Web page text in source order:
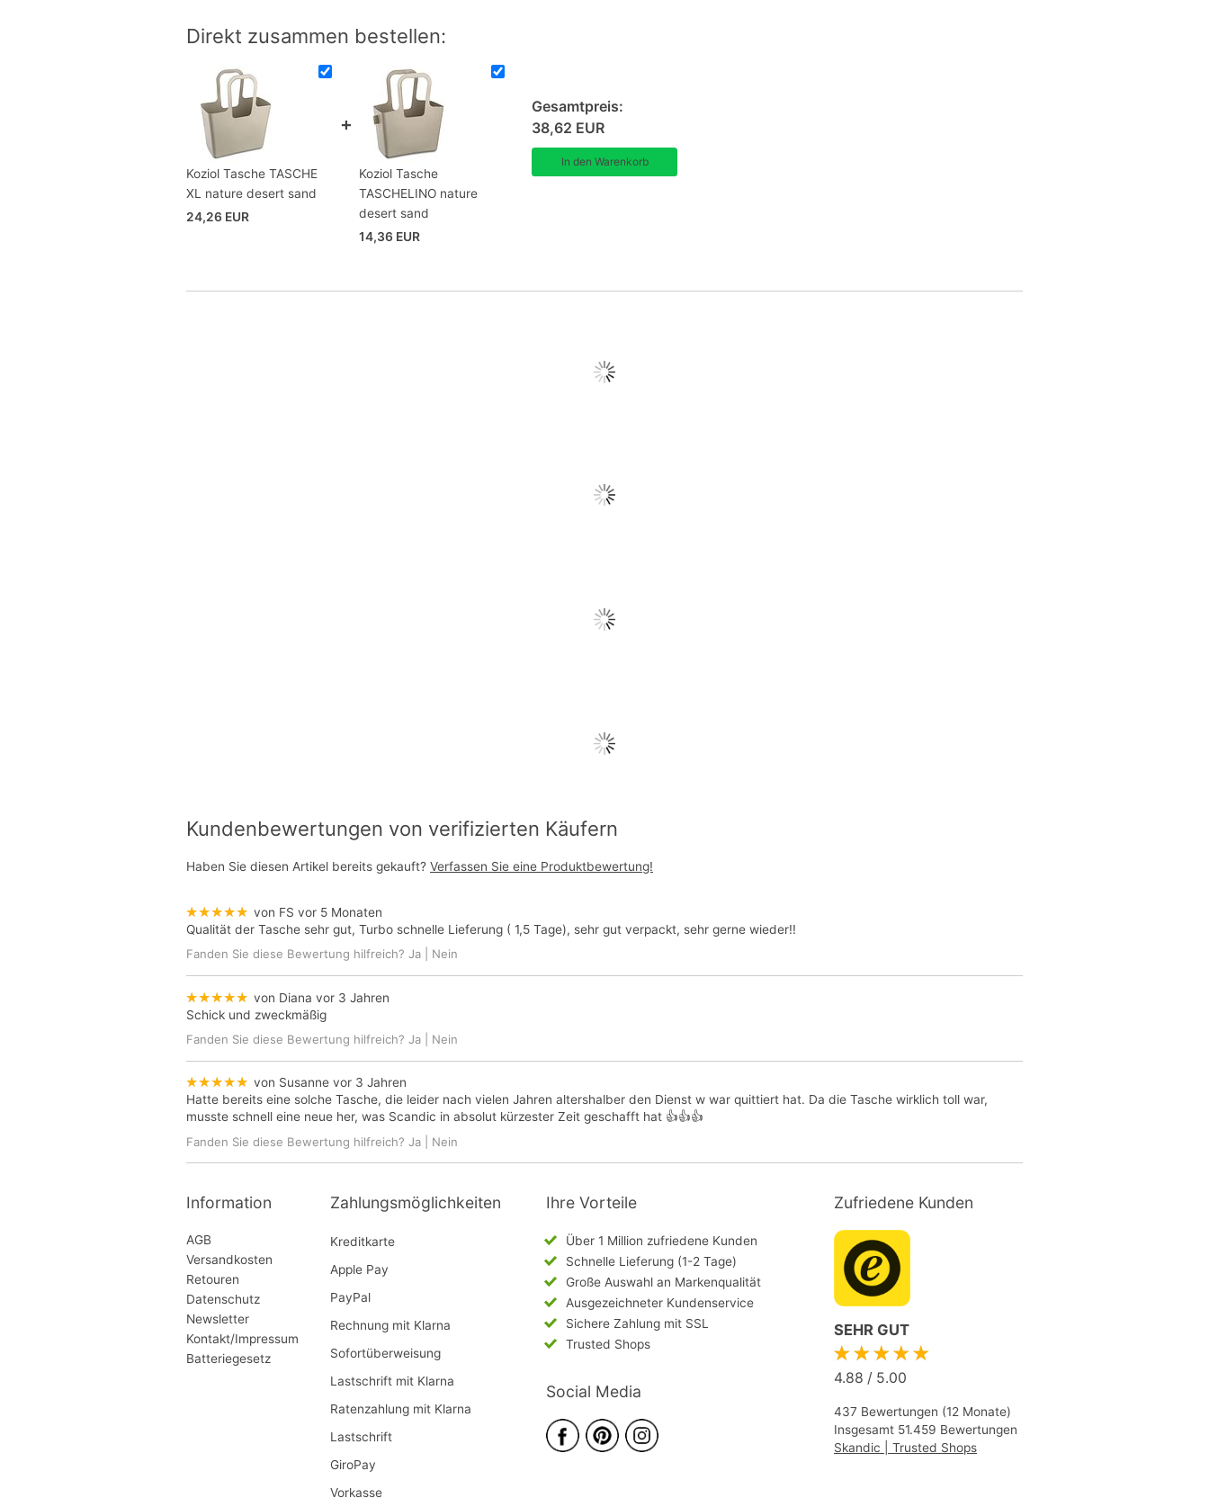
Direkt zusammen bestellen:
Koziol Tasche TASCHE
XL nature desert sand
24,26 EUR
Koziol Tasche
TASCHELINO nature
desert sand
14,36 EUR
Gesamtpreis:
38,62 EUR
Kundenbewertungen von verifizierten Käufern
Haben Sie diesen Artikel bereits gekauft? Verfassen Sie eine Produktbewertung!
★★★★★ von FS vor 5 Monaten
Qualität der Tasche sehr gut, Turbo schnelle Lieferung ( 1,5 Tage), sehr gut verpackt, sehr gerne wieder!!
Fanden Sie diese Bewertung hilfreich? Ja Nein
★★★★★ von Diana vor 3 Jahren
Schick und zweckmäßig
Fanden Sie diese Bewertung hilfreich? Ja Nein
★★★★★ von Susanne vor 3 Jahren
Hatte bereits eine solche Tasche, die leider nach vielen Jahren altershalber den Dienst w war quittiert hat. Da die Tasche wirklich toll war,
musste schnell eine neue her, was Scandic in absolut kürzester Zeit geschafft hat 👍👍👍
Fanden Sie diese Bewertung hilfreich? Ja Nein
Information
AGB
Versandkosten
Retouren
Datenschutz
Newsletter
Kontakt/Impressum
Batteriegesetz
Zahlungsmöglichkeiten
Kreditkarte
Apple Pay
PayPal
Rechnung mit Klarna
Sofortüberweisung
Lastschrift mit Klarna
Ratenzahlung mit Klarna
Lastschrift
GiroPay
Vorkasse
Ihre Vorteile
Über 1 Million zufriedene Kunden
Schnelle Lieferung (1-2 Tage)
Große Auswahl an Markenqualität
Ausgezeichneter Kundenservice
Sichere Zahlung mit SSL
Trusted Shops
Social Media
Zufriedene Kunden
SEHR GUT
★★★★★
4.88 / 5.00
437 Bewertungen (12 Monate)
Insgesamt 51.459 Bewertungen
Skandic | Trusted Shops